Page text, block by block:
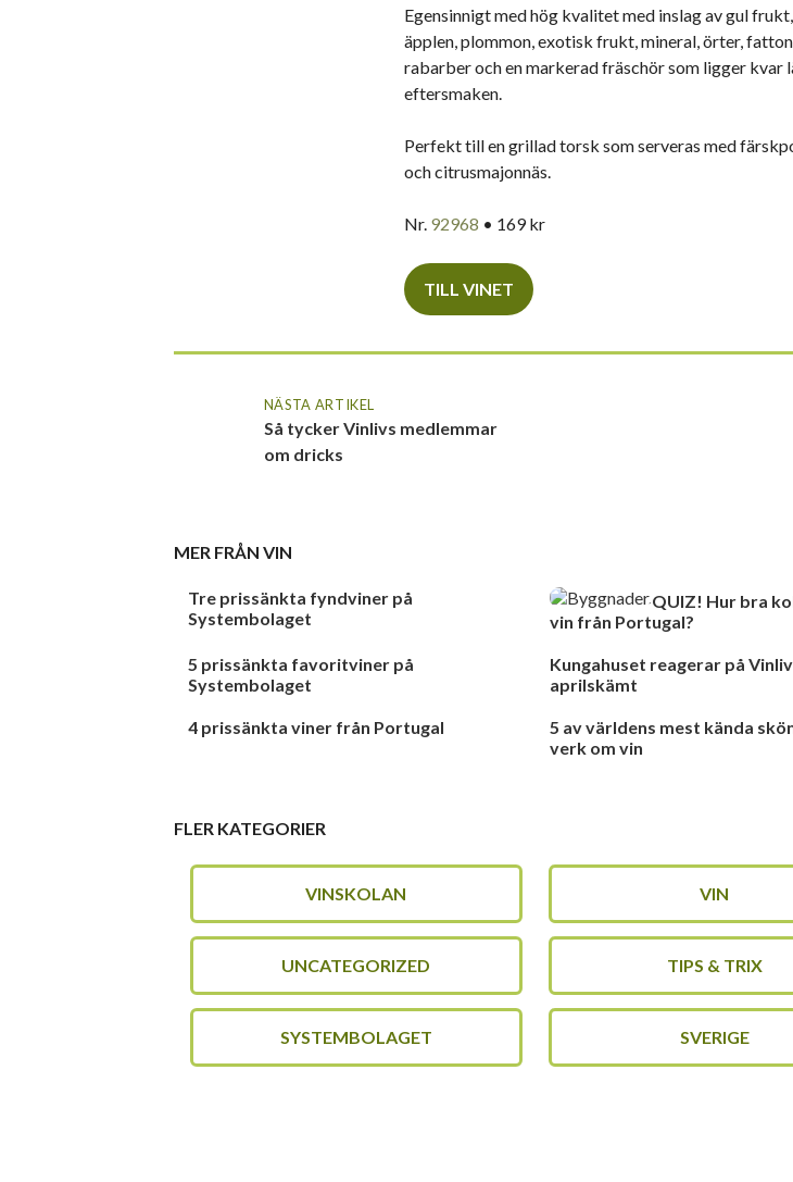
Egensinnigt med hög kvalitet med inslag av gul frukt,
äpplen, plommon, exotisk frukt, mineral, örter,
rabarber och en markerad fräschör som ligger kvar
eftersmaken.
Perfekt till en grillad torsk som serveras med
och citrusmajonnäs.
Nr. 92968 • 169 kr
TILL VINET
NÄSTA ARTIKEL
Så tycker Vinlivs medlemmar
om dricks
MER FRÅN VIN
Tre prissänkta fyndviner på
Systembolaget
QUIZ! Hur bra
vin från Portugal?
5 prissänkta favoritviner på
Systembolaget
Kungahuset reagerar på
aprilskämt
4 prissänkta viner från Portugal
5 av världens mest kända
verk om vin
FLER KATEGORIER
VINSKOLAN VIN
UNCATEGORIZED TIPS & TRIX
SYSTEMBOLAGET SVERIGE